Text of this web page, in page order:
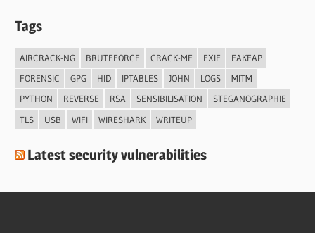
Tags
AIRCRACK-NG BRUTEFORCE CRACK-ME EXIF
FAKEAP
FORENSIC
GPG HID IPTABLES JOHN LOGS
MITM
PYTHON
REVERSE RSA SENSIBILISATION
STEGANOGRAPHIE
TLS
USB WIFI WIRESHARK WRITEUP
Latest security vulnerabilities